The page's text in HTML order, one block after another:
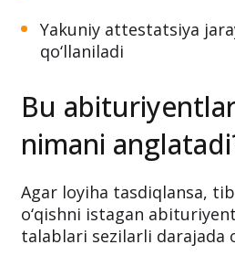
Yakuniy attestatsiya
qo‘llaniladi
Bu
nimani
Agar loyiha tasdiqlansa,
o‘qishni istagan
talablari sezilarli darajada